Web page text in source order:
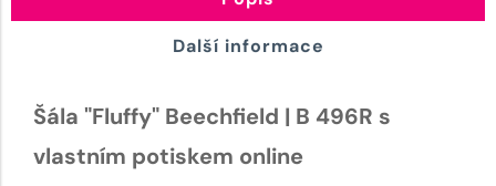
Další informace
Šála "Fluffy" Beechfield | B 496R s
vlastním potiskem online